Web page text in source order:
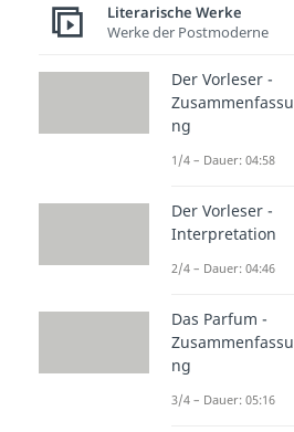
Literarische Werke
Werke der Postmoderne
Der Vorleser -
Zusammenfassu
ng
1/4 – Dauer: 04:58
Der Vorleser -
Interpretation
2/4 – Dauer: 04:46
Das Parfum -
Zusammenfassu
ng
3/4 – Dauer: 05:16